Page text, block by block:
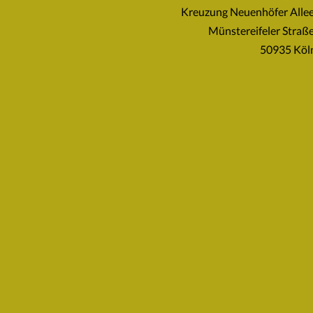
Kreuzung Neuenhöfer
Münstereifeler
50935